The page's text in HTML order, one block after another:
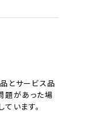
とサービス品
題があった場
います。